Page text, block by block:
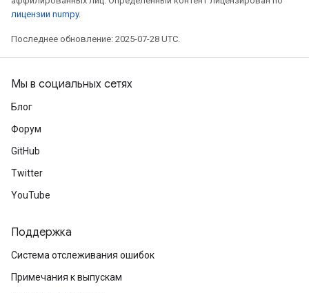
лицензии numpy.
Последнее обновление: 2025-07-28 UTC.
Мы в социальных сетях
Блог
Форум
GitHub
Twitter
YouTube
Поддержка
Система отслеживания ошибок
Примечания к выпускам